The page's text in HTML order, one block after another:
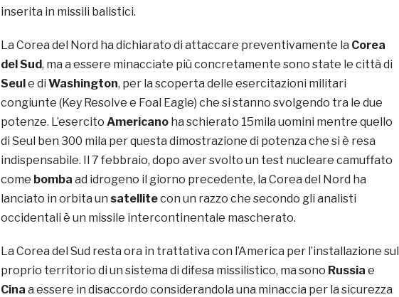
inserita in missili balistici.
La Corea del Nord ha dichiarato di attaccare preventivamente la Corea
del Sud, ma a essere minacciate più concretamente sono state le città di
Seule di Washington, per la scoperta delle esercitazioni militari
congiunte (Key Resolve e Foal Eagle) che si stanno svolgendo tra le due
potenze. L’esercito Americano ha schierato 15mila uomini mentre quello
di Seul ben 300 mila per questa dimostrazione di potenza che si è resa
indispensabile. Il 7 febbraio, dopo aver svolto un test nucleare camuffato
come bomba ad idrogeno il giorno precedente, la Corea del Nord ha
lanciato in orbita un satellitecon un razzo che secondo gli analisti
occidentali è un missile intercontinentale mascherato.
La Corea del Sud resta ora in trattativa con l’America per l’installazione sul
proprio territorio di un sistema di difesa missilistico, ma sono Russia e
Cina a essere in disaccordo considerandola una minaccia per la sicurezza